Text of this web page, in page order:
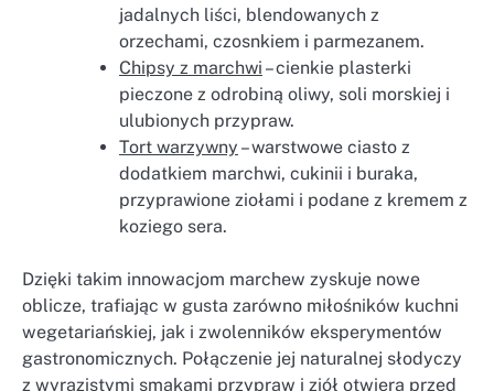
jadalnych liści, blendowanych z
orzechami, czosnkiem i parmezanem.
Chipsy z marchwi – cienkie plasterki
pieczone z odrobiną oliwy, soli morskiej i
ulubionych przypraw.
Tort warzywny – warstwowe ciasto z
dodatkiem marchwi, cukinii i buraka,
przyprawione ziołami i podane z kremem z
koziego sera.
Dzięki takim innowacjom marchew zyskuje nowe
oblicze, trafiając w gusta zarówno miłośników kuchni
wegetariańskiej, jak i zwolenników eksperymentów
gastronomicznych. Połączenie jej naturalnej słodyczy
z wyrazistymi smakami przypraw i ziół otwiera przed